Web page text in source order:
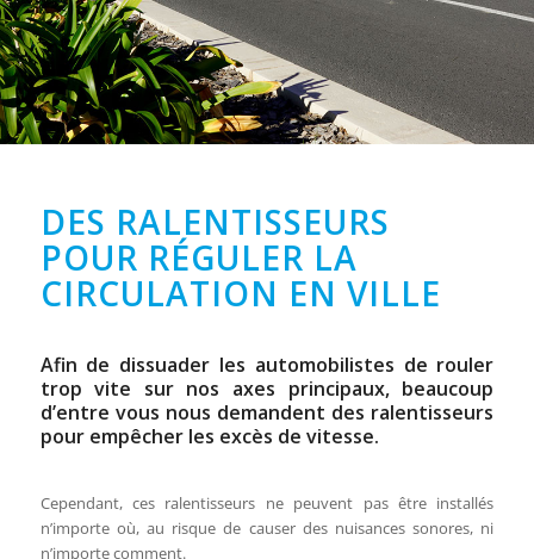
DES RALENTISSEURS
POUR RÉGULER LA
CIRCULATION EN VILLE
Afin de dissuader les automobilistes de rouler
trop vite sur nos axes principaux, beaucoup
d’entre vous nous demandent des ralentisseurs
pour empêcher les excès de vitesse.
Cependant, ces ralentisseurs ne peuvent pas être installés
n’importe où, au risque de causer des nuisances sonores, ni
n’importe comment.